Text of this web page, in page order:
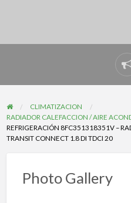
CLIMATIZACION
RADIADOR CALEFACCION / AIRE
REFRIGERACIÓN 8FC351318351V –
TRANSIT CONNECT 1.8 DI TDCI 20
Photo Gallery